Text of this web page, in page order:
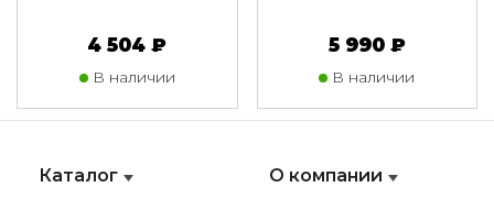
4 504 ₽
В наличии
5 990 ₽
В наличии
Каталог О компании